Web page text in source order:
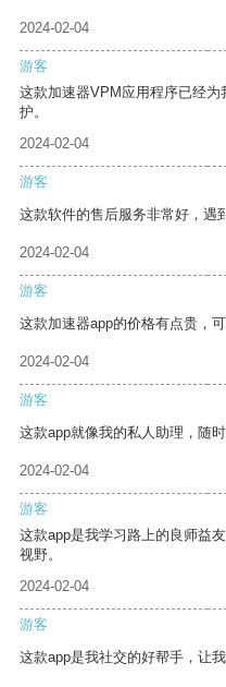
2024-02-04
游客
这款加速器VPM应用程序已经
护。
2024-02-04
游客
这款软件的售后服务非常好，遇
2024-02-04
游客
这款加速器app的价格有点贵，
2024-02-04
游客
这款app就像我的私人助理，随
2024-02-04
游客
这款app是我学习路上的良师益
视野。
2024-02-04
游客
这款app是我社交的好帮手，让